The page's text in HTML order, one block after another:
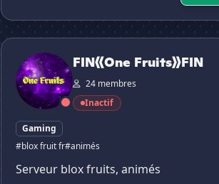
FIN《One Fruits》FIN
FIN《One Fruits》FIN
24 membres
Inactif
Gaming
#blox fruit fr#animés
Serveur blox fruits, animés